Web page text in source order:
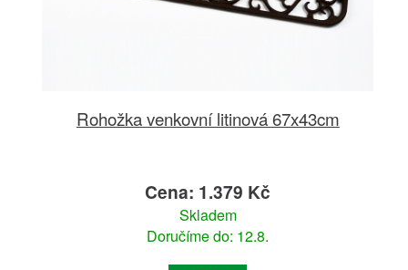
Rohožka venkovní litinová 67x43cm
Cena: 1.379 Kč
Skladem
Doručíme do: 12.8.